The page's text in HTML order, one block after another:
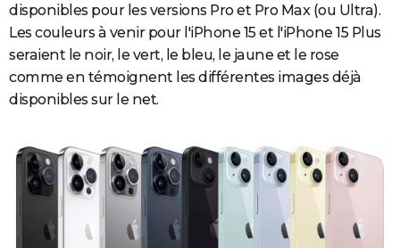
disponibles pour les versions Pro et Pro Max (ou Ultra).
Les couleurs à venir pour l'iPhone 15 et l'iPhone 15 Plus
seraient le noir, le vert, le bleu, le jaune et le rose
comme en témoignent les différentes images déjà
disponibles sur le net.